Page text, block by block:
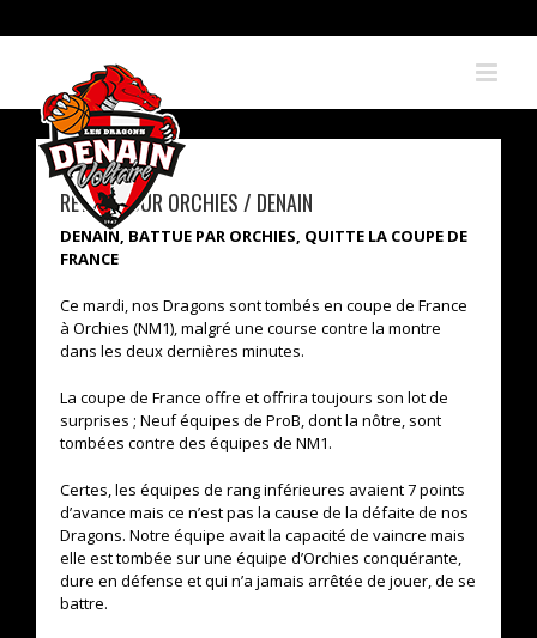
to
RETOUR SUR ORCHIES / DENAIN
DENAIN, BATTUE PAR ORCHIES, QUITTE LA COUPE DE
FRANCE
Ce mardi, nos Dragons sont tombés en coupe de France
à Orchies (NM1), malgré une course contre la montre
dans les deux dernières minutes.
La coupe de France offre et offrira toujours son lot de
surprises ; Neuf équipes de ProB, dont la nôtre, sont
tombées contre des équipes de NM1.
Certes, les équipes de rang inférieures avaient 7 points
d’avance mais ce n’est pas la cause de la défaite de nos
Dragons. Notre équipe avait la capacité de vaincre mais
elle est tombée sur une équipe d’Orchies conquérante,
dure en défense et qui n’a jamais arrêtée de jouer, de se
battre.